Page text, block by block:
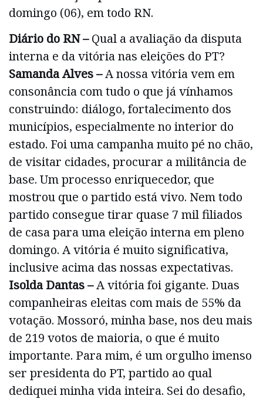
domingo (06), em todo RN.
Diário do RN –Qual a avaliação da disputa
interna e da vitória nas eleições do PT?
Samanda Alves –A nossa vitória vem em
consonância com tudo o que já vínhamos
construindo: diálogo, fortalecimento dos
municípios, especialmente no interior do
estado. Foi uma campanha muito pé no chão,
de visitar cidades, procurar a militância de
base. Um processo enriquecedor, que
mostrou que o partido está vivo. Nem todo
partido consegue tirar quase 7 mil filiados
de casa para uma eleição interna em pleno
domingo. A vitória é muito significativa,
inclusive acima das nossas expectativas.
Isolda Dantas –A vitória foi gigante. Duas
companheiras eleitas com mais de 55% da
votação. Mossoró, minha base, nos deu mais
de 219 votos de maioria, o que é muito
importante. Para mim, é um orgulho imenso
ser presidenta do PT, partido ao qual
dediquei minha vida inteira. Sei do desafio,